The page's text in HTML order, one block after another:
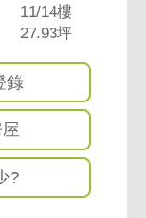
11/14樓
27.93坪
錄
?